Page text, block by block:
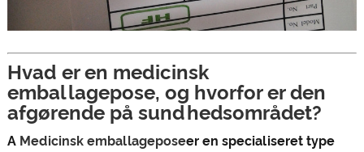
Hvad er en medicinsk
emballagepose, og hvorfor er den
afgørende på sundhedsområdet?
A Medicinsk emballageposeer en specialiseret type